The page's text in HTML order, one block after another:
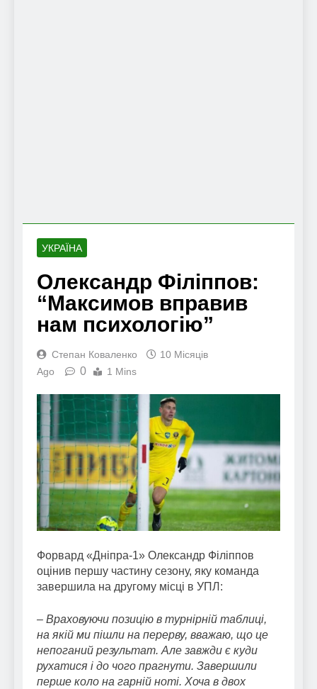
УКРАЇНА
Олександр Філіппов:
“Максимов вправив
нам психологію”
Степан Коваленко
10 Місяців
Ago
0 1 Mins
Форвард «Дніпра-1» Олександр Філіппов
оцінив першу частину сезону, яку команда
завершила на другому місці в УПЛ:
– Враховуючи позицію в турнірній таблиці,
на якій ми пішли на перерву, вважаю, що це
непоганий результат. Але завжди є куди
рухатися і до чого прагнути. Завершили
перше коло на гарній ноті. Хоча в двох